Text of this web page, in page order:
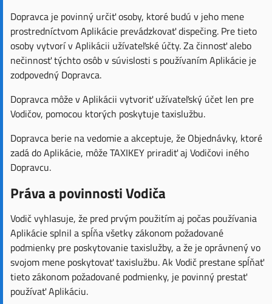
Dopravca je povinný určiť osoby, ktoré budú v jeho mene
prostredníctvom Aplikácie prevádzkovať dispečing. Pre tieto
osoby vytvorí v Aplikácii užívateľské účty. Za činnosť alebo
nečinnosť týchto osôb v súvislosti s používaním Aplikácie je
zodpovedný Dopravca.
Dopravca môže v Aplikácii vytvoriť užívateľský účet len pre
Vodičov, pomocou ktorých poskytuje taxislužbu.
Dopravca berie na vedomie a akceptuje, že Objednávky, ktoré
zadá do Aplikácie, môže TAXIKEY priradiť aj Vodičovi iného
Dopravcu.
Práva a povinnosti Vodiča
Vodič vyhlasuje, že pred prvým použitím aj počas používania
Aplikácie splnil a spĺňa všetky zákonom požadované
podmienky pre poskytovanie taxislužby, a že je oprávnený vo
svojom mene poskytovať taxislužbu. Ak Vodič prestane spĺňať
tieto zákonom požadované podmienky, je povinný prestať
používať Aplikáciu.